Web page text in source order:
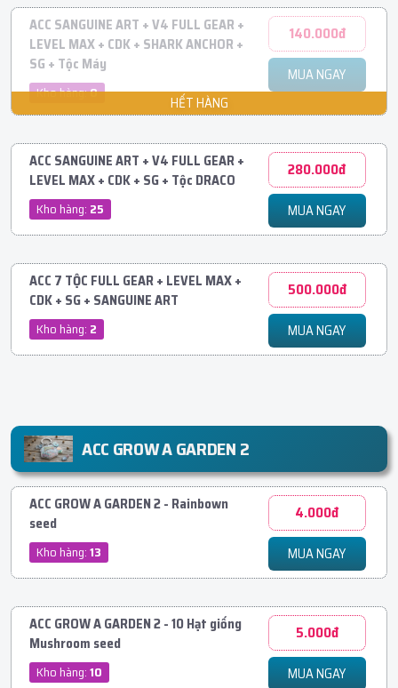
ACC SANGUINE ART + V4 FULL GEAR +
LEVEL MAX + CDK + SHARK ANCHOR +
SG + Tộc Máy
Kho hàng:0
140.000đ
MUA NGAY
ACC SANGUINE ART + V4 FULL GEAR +
LEVEL MAX + CDK + SG + Tộc DRACO
Kho hàng: 25
280.000đ
MUA NGAY
ACC 7 TỘC FULL GEAR + LEVEL MAX +
CDK + SG + SANGUINE ART
Kho hàng: 2
500.000đ
MUA NGAY
ACC GROW A GARDEN 2
ACC GROW A GARDEN 2 - Rainbown
seed
Kho hàng:13
4.000đ
MUA NGAY
ACC GROW A GARDEN 2 - 10 Hạt giống
Mushroom seed
Kho hàng:10
5.000đ
MUA NGAY